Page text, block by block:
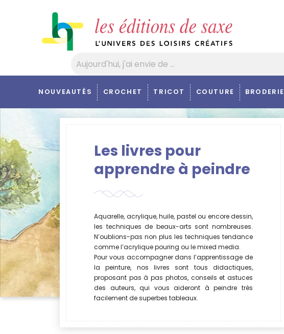
NOUVEAUTÉS CROCHET TRICOT COUTURE BRODERIE
Les livres pour
apprendre à peindre
Aquarelle, acrylique, huile, pastel ou encore dessin,
les techniques de beaux-arts sont nombreuses.
N’oublions-pas non plus les techniques tendance
comme l’acrylique pouring ou le mixed media.
Pour vous accompagner dans l’apprentissage de
la peinture, nos livres sont tous didactiques,
proposant pas à pas photos, conseils et astuces
des auteurs, qui vous aideront à peindre très
facilement de superbes tableaux.